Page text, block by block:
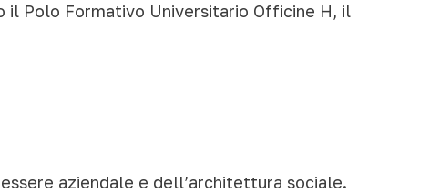
il Polo Formativo Universitario Officine H, il
aziendale e dell’architettura sociale.